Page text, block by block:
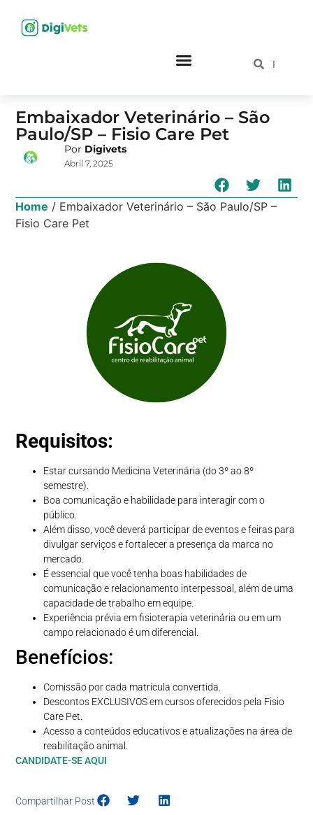
Embaixador Veterinário – São
Paulo/SP – Fisio Care Pet
Por Digivets
Abril 7, 2025
Home / Embaixador Veterinário – São Paulo/SP –
Fisio Care Pet
Requisitos:
Estar cursando Medicina Veterinária (do 3º ao 8º
semestre).
Boa comunicação e habilidade para interagir com o
público.
Além disso, você deverá participar de eventos e feiras para
divulgar serviços e fortalecer a presença da marca no
mercado.
É essencial que você tenha boas habilidades de
comunicação e relacionamento interpessoal, além de uma
capacidade de trabalho em equipe.
Experiência prévia em fisioterapia veterinária ou em um
campo relacionado é um diferencial.
Benefícios:
Comissão por cada matrícula convertida.
Descontos EXCLUSIVOS em cursos oferecidos pela Fisio
Care Pet.
Acesso a conteúdos educativos e atualizações na área de
reabilitação animal.
CANDIDATE-SE AQUI
Compartilhar Post